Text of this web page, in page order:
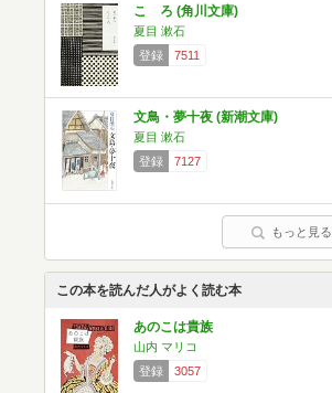
こゝろ (角川文庫)
夏目 漱石
登録
7511
文鳥・夢十夜 (新潮文庫)
夏目 漱石
登録
7127
もっと見る
この本を読んだ人がよく読む本
あのこは貴族
山内 マリコ
登録
3057